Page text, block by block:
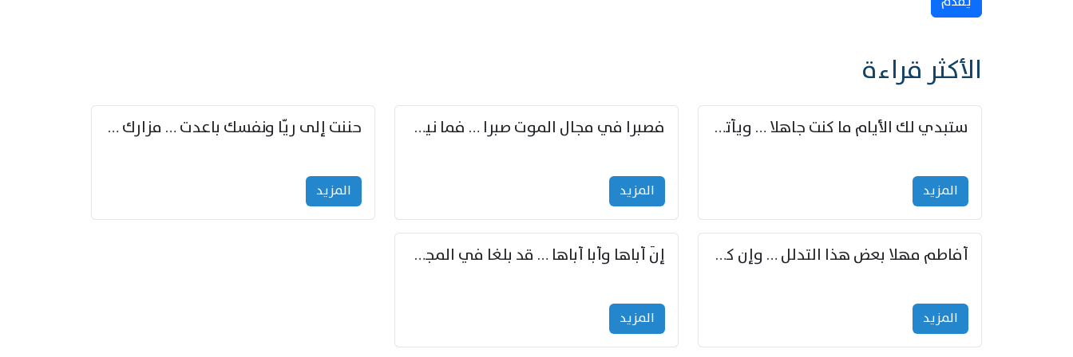
الأكثر قراءة
ستبدي لك الأيام ما كنت جاهلا … ويأتيك بالأخبار من لم تزوّد
المزید
فصبرا في مجال الموت صبرا … فما نيل الخلود بمستطاع
المزید
حننت إلى ريّا ونفسك باعدت … مزارك من ريّا وشعباكما معا
المزید
أفاطم مهلا بعض هذا التدلل … وإن كنت قد أزمعت صرمي فأجملي
المزید
إنّ أباها وأبا أباها … قد بلغا في المجد غايتاها
المزید